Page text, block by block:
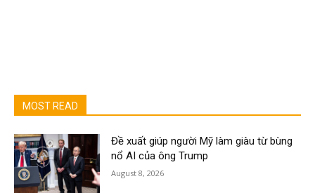
MOST READ
Đề xuất giúp người Mỹ làm giàu từ bùng
nổ AI của ông Trump
August 8, 2026